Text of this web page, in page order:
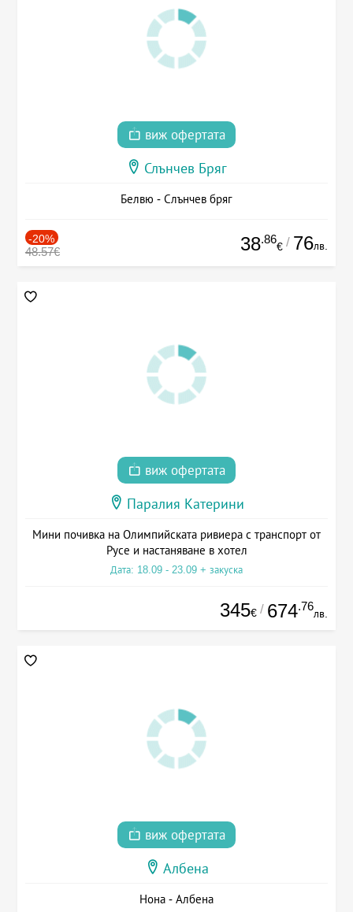
виж офертата
Слънчев Бряг
Белвю - Слънчев бряг
-20%
48.57€ 38.86
€ / 76лв.
виж офертата
Паралия Катерини
Мини почивка на Олимпийската ривиера с транспорт от
Русе и настаняване в хотел
Дата: 18.09 - 23.09 + закуска
345€ / 674.76
лв.
виж офертата
Албена
Нона - Албена